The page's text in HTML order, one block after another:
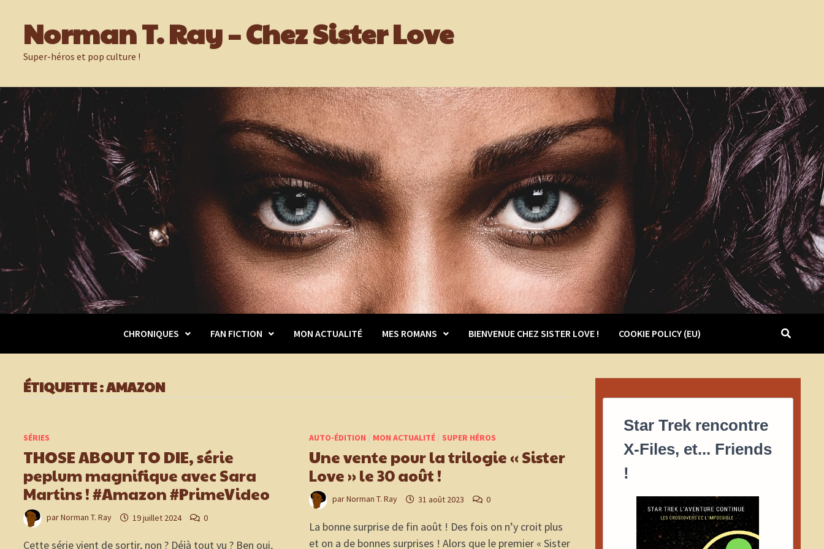
contenuNorman T. Ray – Chez Sister Love
Super-héros et pop culture !
CHRONIQUES FAN FICTION MON ACTUALITÉ MES ROMANS BIENVENUE CHEZ SISTER LOVE ! COOKIE POLICY (EU)
ÉTIQUETTE :AMAZON
SÉRIES
THOSE ABOUT TO DIE, série
peplum magnifique avec Sara
Martins ! #Amazon #PrimeVideo
parNorman T. Ray 19 juillet 2024 0
Cette série vient de sortir, non ? Déjà tout vu ? Ben oui,
AUTO-ÉDITION / MON ACTUALITÉ/ SUPER HÉROS
Une vente pour la trilogie « Sister
Love » le 30 août !
parNorman T. Ray 31 août 2023 0
La bonne surprise de fin août ! Des fois on n’y croit plus
et on a de bonnes surprises ! Alors que le premier « Sister
Star Trek rencontre
X-Files, et... Friends
!